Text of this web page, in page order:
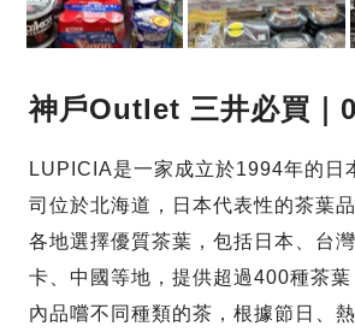
神戶Outlet 三井必買
LUPICIA是一家成立於1994年的日
司位於北海道，日本代表性的茶葉
各地選擇優質茶葉，包括日本、台
卡、中國等地，提供超過400種茶
內品嚐不同種類的茶，根據節日、